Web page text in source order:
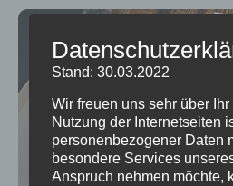
Stand: 30.03.2022
Wir freuen uns sehr über
Nutzung der Internetseiten
personenbezogener Daten
besondere Services
Anspruch nehmen möchte,